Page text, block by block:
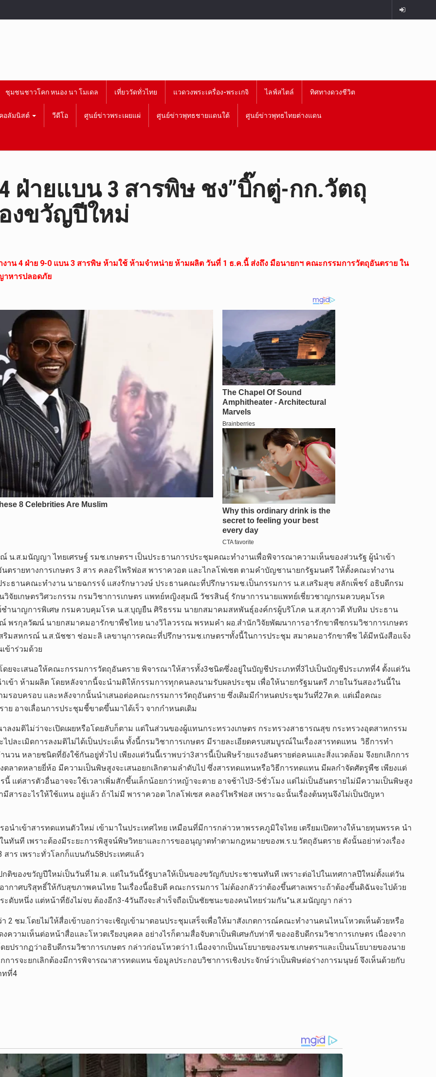
ชุมชนชาวโคก หนอง นา โมเดล เที่ยววัดทั่วไทย แวดวงพระเครื่อง-พระเกจิ ไลฟ์สไตล์ ทิศทางดวงชีวิต
อลัมนิสต์ วีดีโอ ศูนย์ข่าวพระเผยแผ่ ศูนย์ข่าวพุทธชายแดนใต้ ศูนย์ข่าวพุทธไทยต่างแดน
ฝ่ายแบน 3 สารพิษ ชง”บิ๊กตู่-กก.วัตถุ
งขวัญปีใหม่
4 ฝ่าย 9-0 แบน 3 สารพิษ ห้ามใช้ ห้ามจำหน่าย ห้ามผลิต วันที่ 1 ธ.ค.นี้ ส่งถึง มือนายกฯ คณะกรรมการวัตถุอันตราย ใน
าหารปลอดภัย
น.ส.มนัญญา ไทยเศรษฐ์ รมช.เกษตรฯ เป็นประธานการประชุมคณะทำงานเพื่อพิจารณาความเห็นของส่วนรัฐ ผู้นำเข้า
นตรายทางการเกษตร 3 สาร คลอร์ไพริฟอส พาราควอต และไกลโฟเซต ตามคำบัญชานายกรัฐมนตรี ให้ตั้งคณะทำงาน
ธานคณะทำงาน นายฉกรรจ์ แสงรักษาวงษ์ ประธานคณะที่ปรึกษารมช.เป็นกรรมการ น.ส.เสริมสุข สลักเพ็ชร์ อธิบดีกรม
จัยเกษตรวิศวะกรรม กรมวิชาการเกษตร แพทย์หญิงสุมณี วัชรสินธุ์ รักษาการนายแพทย์เชี่ยวชาญกรมควบคุมโรค
นาญการพิเศษ กรมควบคุมโรค น.ส.บุญยืน ศิริธรรม นายกสมาคมสหพันธุ์องค์กรผู้บริโภค น.ส.สุภาวดี ทับทิม ประธาน
พรกุลวัฒน์ นายกสมาคมอารักขาพืชไทย นางวิไลวรรณ พรหมคำ ผอ.สำนักวิจัยพัฒนาการอารักขาพืชกรมวิชาการเกษตร
มสหกรณ์ น.ส.นัชชา ช่อมะลิ เลขานุการคณะที่ปรึกษารมช.เกษตรฯทั้งนี้ในการประชุม สมาคมอารักขาพืช ได้มีหนังสือแจ้ง
ข้าร่วมด้วย
จะเสนอให้คณะกรรมการวัตถุอันตราย พิจารณาให้สารทั้ง3ชนิดซึ่งอยู่ในบัญชีประเภทที่3ไปเป็นบัญชีประเภทที่4 ตั้งแต่วัน
เข้า ห้ามผลิต โดยหลังจากนี้จะนำมติให้กรรมการทุกคนลงนามรับผลประชุม เพื่อให้นายกรัฐมนตรี ภายในวันสองวันนี้ใน
อบครอบ และหลังจากนั้นนำเสนอต่อคณะกรรมการวัตถุอันตราย ซึ่งเดิมมีกำหนดประชุมวันที่27ต.ค. แต่เมื่อคณะ
อาจเลื่อนการประชุมชี้ขาดขึ้นมาได้เร็ว จากกำหนดเดิม
งมติไม่ว่าจะเปิดเผยหรือโดยลับก็ตาม แต่ในส่วนของผู้แทนกระทรวงเกษตร กระทรวงสาธารณสุข กระทรวงอุตสาหกรรม
ปละเมิดการลงมติไม่ได้เป็นประเด็น ทั้งนี้กรมวิชาการเกษตร มีรายละเอียดครบสมบูรณ์ในเรื่องสารทดแทน วิธีการทำ
วน หลายชนิดที่ยังใช้กันอยู่ทั่วไป เพียงแต่วันนี้เราพบว่า3สารนี้เป็นพิษร้ายแรงอันตรายต่อคนและสิ่งแวดล้อม จึงยกเลิกการ
าดหลายยี่ห้อ มีความเป็นพิษสูงจะเสนอยกเลิกตามลำดับไป ซึ่งสารทดแทนหรือวิธีการทดแทน มีผลกำจัดศัตรูพืช เพียงแต่
แต่สารตัวอื่นอาจจะใช้เวลาเพิ่มสักขึ้นเล็กน้อยกว่าหญ้าจะตาย อาจช้าไป3-5ชั่วโมง แต่ไม่เป็นอันตรายไม่มีความเป็นพิษสูง
มีสารอะไรให้ใช้แทน อยู่แล้ว ถ้าไม่มี พาราควอต ไกลโฟเซส คลอร์ไพริฟอส เพราะฉะนั้นเรื่องต้นทุนจึงไม่เป็นปัญหา
ำเข้าสารทดแทนตัวใหม่ เข้ามาในประเทศไทย เหมือนที่มีการกล่าวหาพรรคภูมิใจไทย เตรียมเปิดทางให้นายทุนพรรค นำ
ทันที เพราะต้องมีระยะการพิสูจน์พิษวิทยาและการขออนุญาตทำตามกฎหมายของพ.ร.บ.วัตถุอันตราย ดังนั้นอย่าห่วงเรื่อง
าร เพราะทั่วโลกก็แบนกัน58ประเทศแล้ว
ติของขวัญปีใหม่เป็นวันที่1ม.ค. แต่ในวันนี้รัฐบาลให้เป็นของขวัญกับประชาชนทันที เพราะต่อไปในเทศกาลปีใหม่ตั้งแต่วัน
าศบริสุทธิ์ให้กับสุขภาพคนไทย ในเรื่องนี้อธิบดี คณะกรรมการ ไม่ต้องกลัวว่าต้องขึ้นศาลเพราะถ้าต้องขึ้นดิฉันจะไปด้วย
ะดับหนึ่ง แต่หน้าที่ยังไม่จบ ต้องอีก3-4วันถึงจะสำเร็จถือเป็นชัยชนะของคนไทยร่วมกัน”น.ส.มนัญญา กล่าว
2 ชม.โดยไม่ให้สื่อเข้าบอกว่าจะเชิญเข้ามาตอนประชุมเสร็จเพื่อให้มาสังเกตการณ์คณะทำงานคนไหนโหวตเห็นด้วยหรือ
วามเห็นต่อหน้าสื่อและโหวตเรียงบุคคล อย่างไรก็ตามสื่อจับตาเป็นพิเศษกับท่าที ของอธิบดีกรมวิชาการเกษตร เนื่องจาก
รากฏว่าอธิบดีกรมวิชาการเกษตร กล่าวก่อนโหวตว่า1.เนื่องจากเป็นนโยบายของรมช.เกษตรฯและเป็นนโยบายของนาย
ารจะยกเลิกต้องมีการพิจารณาสารทดแทน ข้อมูลประกอบวิชาการเชิงประจักษ์ว่าเป็นพิษต่อร่างการมนุษย์ จึงเห็นด้วยกับ
ทที่4